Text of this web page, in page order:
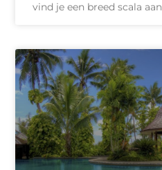
vind je een breed scala aan